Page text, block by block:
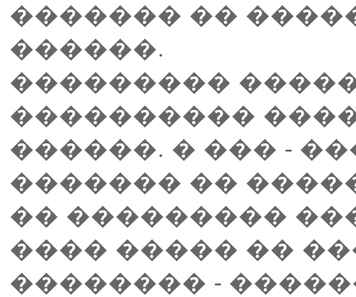
������� ��
������.
���������
����������
������. � ��� -
������� ��
�� ���������
���� ����� ��
�������� -